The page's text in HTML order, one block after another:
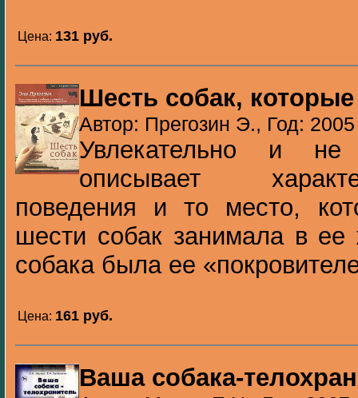
Цена: 131 pуб.
Шесть собак,
Автор: Прегозин Э., Год: 2005
Увлекательно и
описывает
поведения и то место,
шести собак занимала в ее
собака была ее
Цена: 161 pуб.
Ваша собака-